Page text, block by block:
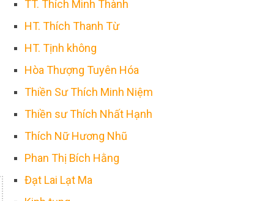
TT. Thích Minh Thành
HT. Thích Thanh Từ
HT. Tịnh không
Hòa Thượng Tuyên Hóa
Thiền Sư Thích Minh Niệm
Thiền sư Thích Nhất Hạnh
Thích Nữ Hương Nhũ
Phan Thị Bích Hằng
Đạt Lai Lạt Ma